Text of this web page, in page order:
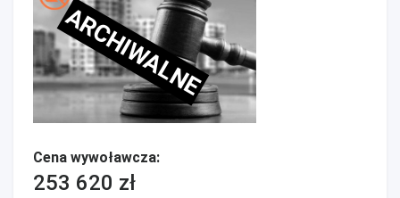
ARCHIWALNE
Cena wywoławcza:
253 620 zł